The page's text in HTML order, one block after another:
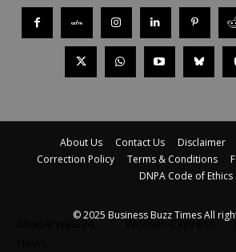
About Us Contact Us Disclaimer
Correction Policy
Terms & Conditions
DNPA Code of Ethics
© 2025 Business Buzz Times All
Khabarwala24
Women Express